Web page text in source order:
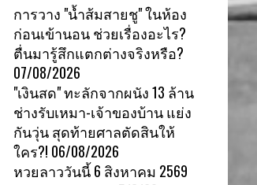
การวาง "น้ำส้มสายชู" ในห้อง
ก่อนเข้านอน ช่วยเรื่องอะไร?
ตื่นมารู้สึกแตกต่างจริงหรือ?
07/08/2026
"เงินสด" ทะลักจากผนัง 13 ล้าน
ช่างรับเหมา-เจ้าของบ้าน แย่ง
กันวุ่น สุดท้ายศาลตัดสินให้
ใคร?! 06/08/2026
หวยลาววันนี้ 6 สิงหาคม 2569